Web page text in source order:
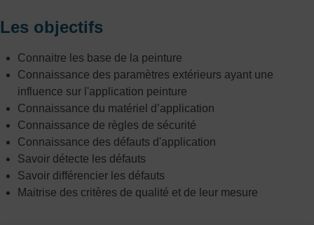
Les objectifs
Connaitre les base de la peinture
Connaissance des paramètres extérieurs ayant une
influence sur l'application peinture
Connaissance du matériel d’application
Connaissance de règles de sécurité
Connaissance des défauts d'application
Savoir détecte les défauts
Savoir différencier les défauts
Maitrise des critères de qualité et de leur mesure